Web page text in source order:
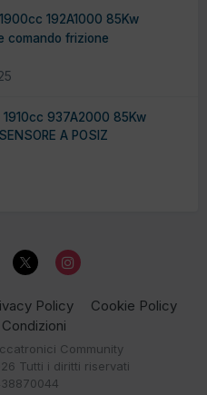
192A1000 85Kw
comando frizione
1910cc 937A2000 85Kw
A POSIZ
Policy
Cookie Policy
Community
Tutti i diritti riservati